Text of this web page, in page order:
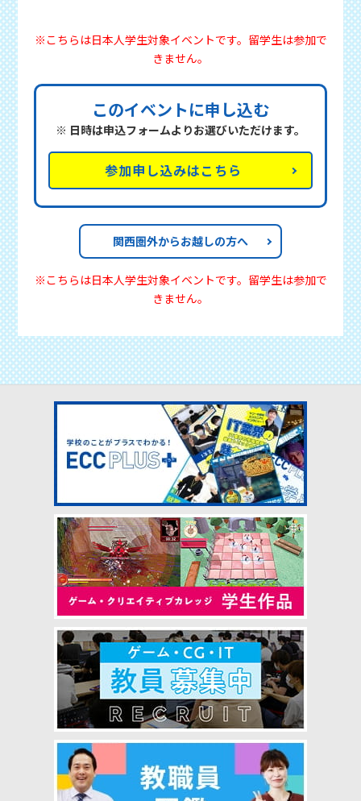
※こちらは日本人学生対象イベントです。留学生は参加で
きません。
このイベントに申し込む
※ 日時は申込フォームよりお選びいただけます。
参加申し込みはこちら
関西圏外からお越しの方へ
※こちらは日本人学生対象イベントです。留学生は参加で
きません。